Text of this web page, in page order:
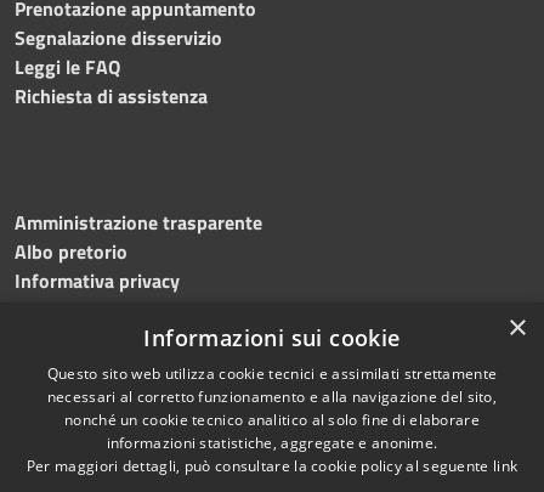
Prenotazione appuntamento
Segnalazione disservizio
Leggi le FAQ
Richiesta di assistenza
Amministrazione trasparente
Albo pretorio
Informativa privacy
Dichiarazione di accessibilità Meccanismo di feedback
RSS
Accessibilità
Copyright © 2026 • Comune di
Bitonto • Powered by
×
Informazioni sui cookie
Questo sito web utilizza cookie tecnici e assimilati strettamente
necessari al corretto funzionamento e alla navigazione del sito,
nonché un cookie tecnico analitico al solo fine di elaborare
informazioni statistiche, aggregate e anonime.
Per maggiori dettagli, può consultare la cookie policy al seguente link